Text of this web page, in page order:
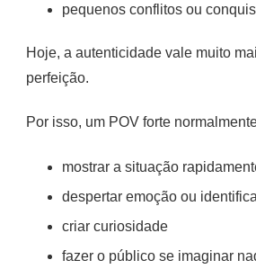
pequenos conflitos ou
Hoje, a autenticidade vale muito
perfeição.
Por isso, um POV forte
mostrar a situação
despertar emoção ou
criar curiosidade
fazer o público se imaginar